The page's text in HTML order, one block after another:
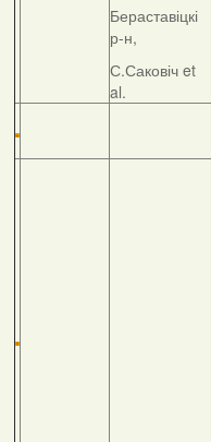
Бераставіцкі
р-н,
С.Саковіч et
al.